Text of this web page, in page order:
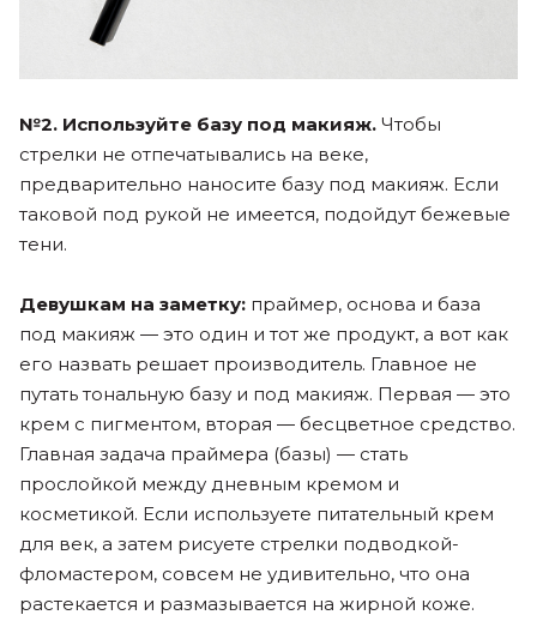
№2. Используйте базу под макияж. Чтобы
стрелки не отпечатывались на веке,
предварительно наносите базу под макияж. Если
таковой под рукой не имеется, подойдут бежевые
тени.
Девушкам на заметку: праймер, основа и база
под макияж — это один и тот же продукт, а вот как
его назвать решает производитель. Главное не
путать тональную базу и под макияж. Первая — это
крем с пигментом, вторая — бесцветное средство.
Главная задача праймера (базы) — стать
прослойкой между дневным кремом и
косметикой. Если используете питательный крем
для век, а затем рисуете стрелки подводкой-
фломастером, совсем не удивительно, что она
растекается и размазывается на жирной коже.